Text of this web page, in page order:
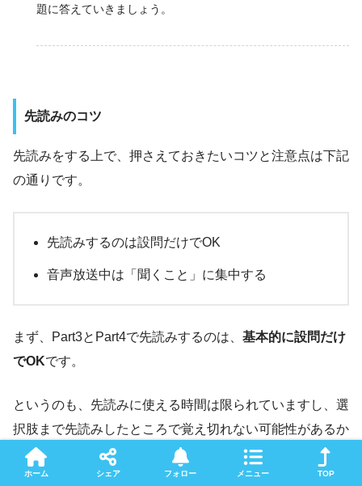
題に答えていきましょう。
先読みのコツ
先読みをする上で、押さえておきたいコツと注意点は下記
の通りです。
先読みするのは設問だけでOK
音声放送中は「聞くこと」に集中する
まず、Part3とPart4で先読みするのは、 基本的に設問だけ
でOKです。
というのも、先読みに使える時間は限られていますし、選
択肢まで先読みしたところで覚え切れない可能性があるか
らです。
ホーム シェア フォロー メニュー TOP